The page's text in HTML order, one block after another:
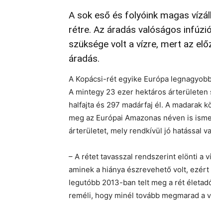
A sok eső és folyóink magas
rétre. Az áradás valóságos
szüksége volt a vízre, mert az
áradás.
A Kopácsi-rét egyike Európa
A mintegy 23 ezer hektáros
halfajta és 297 madárfaj él. A madarak
meg az Európai Amazonas néven is
árterületet, mely rendkívül jó hatással
– A rétet tavasszal rendszerint elönti a
aminek a hiánya észrevehető volt,
legutóbb 2013-ban telt meg a rét
reméli, hogy minél tovább megmarad a